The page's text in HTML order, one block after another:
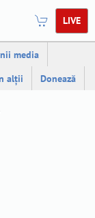
LIVE
media
alții Donează